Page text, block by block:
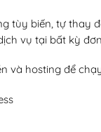
tùy biến, tự thay
vụ tại bất kỳ
và hosting để